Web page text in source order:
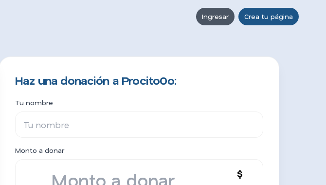
Ingresar Crea tu página
Haz una donación a Procito0o:
Tu nombre
Monto a donar
$